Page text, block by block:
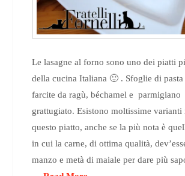
Le lasagne al forno sono uno dei piatti
della cucina Italiana 🙂 . Sfoglie di pasta
farcite da ragù, béchamel e parmigiano
grattugiato. Esistono moltissime
questo piatto, anche se la più nota è
in cui la carne, di ottima qualità,
manzo e metà di maiale per dare più